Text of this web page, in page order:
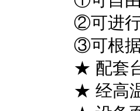
②可进
③可根
★ 配套
★ 经高